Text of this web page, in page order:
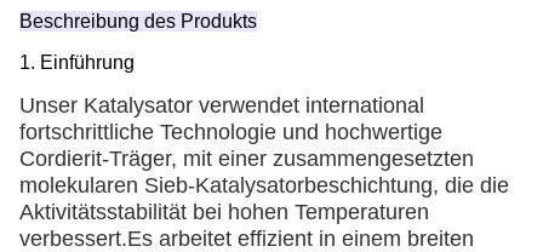
Beschreibung des Produkts
1. Einführung
Unser Katalysator verwendet international
fortschrittliche Technologie und hochwertige
Cordierit-Träger, mit einer zusammengesetzten
molekularen Sieb-Katalysatorbeschichtung, die die
Aktivitätsstabilität bei hohen Temperaturen
verbessert.Es arbeitet effizient in einem breiten